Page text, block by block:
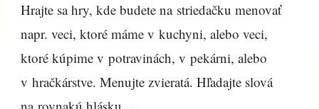
Hrajte sa hry, kde budete na striedačku menovať
napr. veci, ktoré máme v kuchyni, alebo veci,
ktoré kúpime v potravinách, v pekárni, alebo
v hračkárstve. Menujte zvieratá. Hľadajte slová